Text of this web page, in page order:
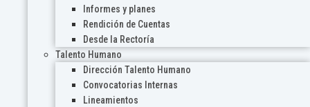
Informes y planes
Rendición de Cuentas
Desde la Rectoría
Talento Humano
Dirección Talento Humano
Convocatorias Internas
Lineamientos